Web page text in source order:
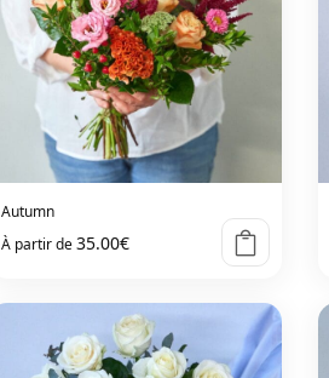
Autumn
À partir de35.00€